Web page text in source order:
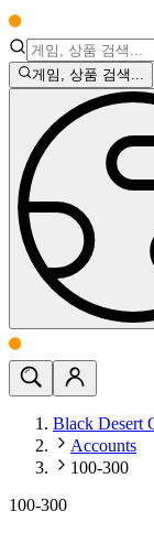
게임, 상품 검색...
Black Desert
Accounts
100-300
100-300